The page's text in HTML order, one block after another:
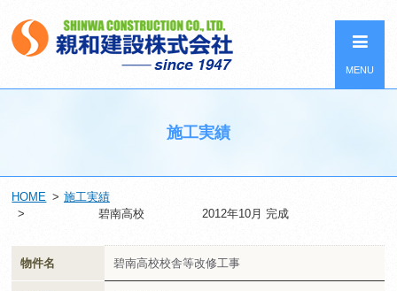
MENU
施工実績
HOME
施工実績
碧南高校 2012年10月 完成
物件名 碧南高校校舎等改修工事